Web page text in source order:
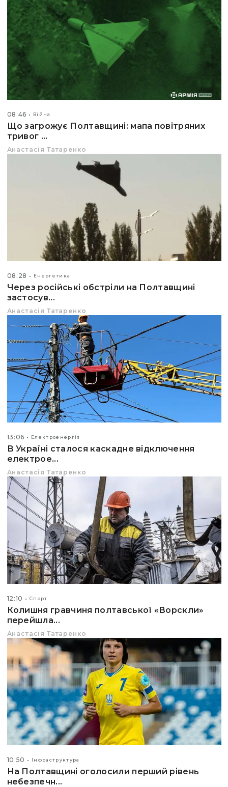
08:46 Війна
Що загрожує Полтавщині: мапа повітряних
тривог ...
Анастасія Татаренко
08:28 Енергетика
Через російські обстріли на Полтавщині
застосув...
Анастасія Татаренко
13:06 Електроенергія
В Україні сталося каскадне відключення
електрое...
Анастасія Татаренко
12:10 Спорт
Колишня гравчиня полтавської «Ворскли»
перейшла...
Анастасія Татаренко
10:50 Інфраструктура
На Полтавщині оголосили перший рівень
небезпечн...